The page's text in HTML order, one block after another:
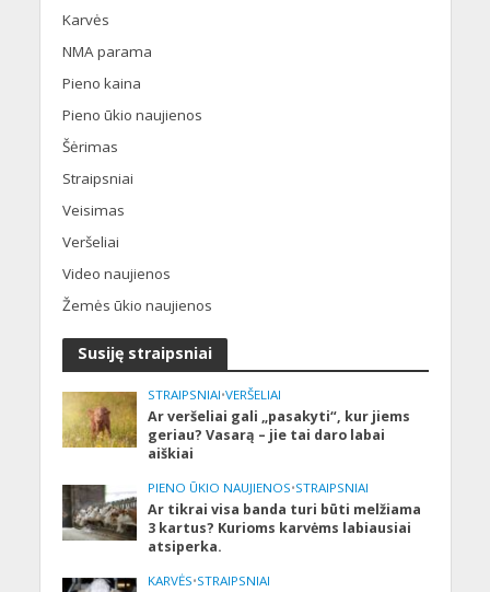
Karvės
NMA parama
Pieno kaina
Pieno ūkio naujienos
Šėrimas
Straipsniai
Veisimas
Veršeliai
Video naujienos
Žemės ūkio naujienos
Susiję straipsniai
STRAIPSNIAI•VERŠELIAI
Ar veršeliai gali „pasakyti“, kur jiems
geriau? Vasarą – jie tai daro labai
aiškiai
PIENO ŪKIO NAUJIENOS•STRAIPSNIAI
Ar tikrai visa banda turi būti melžiama
3 kartus? Kurioms karvėms labiausiai
atsiperka.
KARVĖS•STRAIPSNIAI